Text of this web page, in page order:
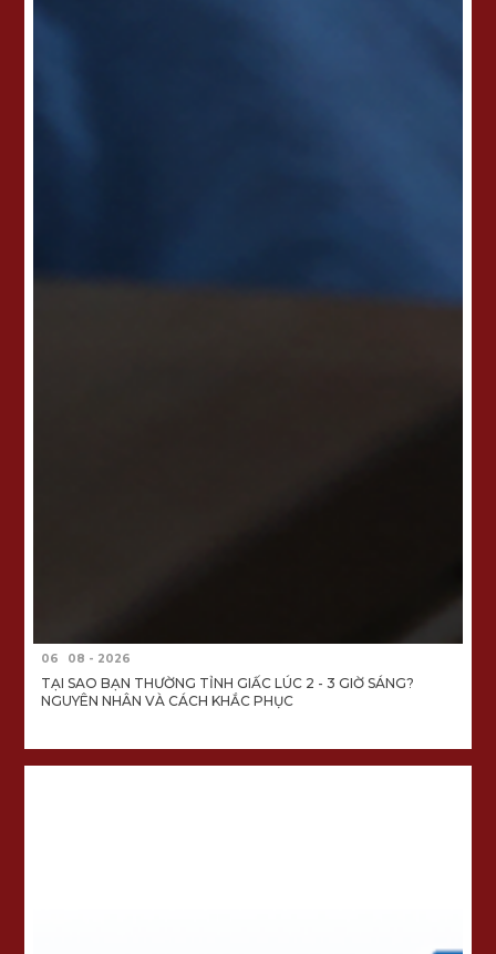
06 08 - 2026
TẠI SAO BẠN THƯỜNG TỈNH GIẤC LÚC 2 - 3 GIỜ SÁNG?
NGUYÊN NHÂN VÀ CÁCH KHẮC PHỤC